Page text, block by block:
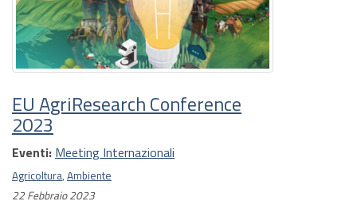
EU AgriResearch Conference
2023
Eventi: Meeting Internazionali
Agricoltura, Ambiente
22 Febbraio 2023